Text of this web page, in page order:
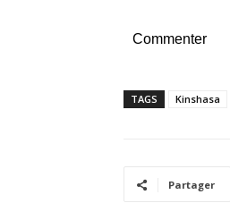
Commenter
TAGS Kinshasa
Partager